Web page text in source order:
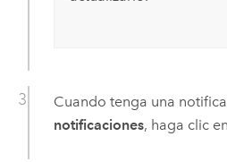
Cuando tenga una
notificaciones, haga clic en